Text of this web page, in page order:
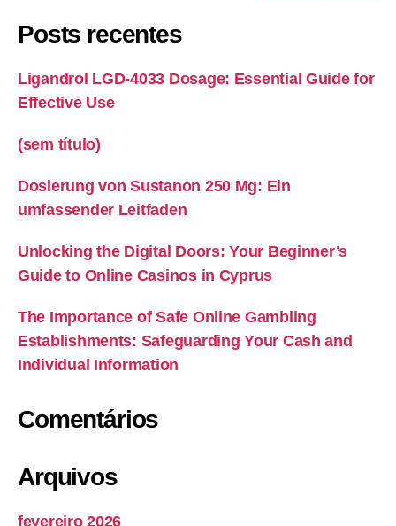
Posts recentes
Ligandrol LGD-4033 Dosage: Essential Guide for
Effective Use
(sem título)
Dosierung von Sustanon 250 Mg: Ein
umfassender Leitfaden
Unlocking the Digital Doors: Your Beginner’s
Guide to Online Casinos in Cyprus
The Importance of Safe Online Gambling
Establishments: Safeguarding Your Cash and
Individual Information
Comentários
Arquivos
fevereiro 2026